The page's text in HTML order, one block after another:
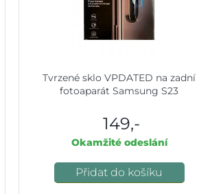
Tvrzené sklo VPDATED na zadní
fotoaparát Samsung S23
149,-
Okamžité odeslání
Přidat do košíku